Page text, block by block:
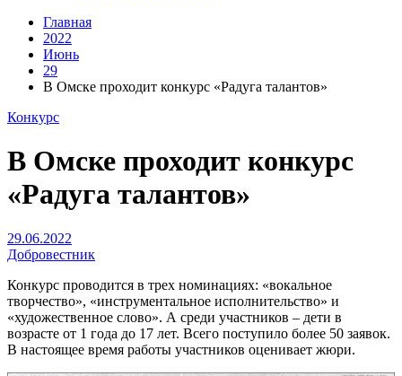
Главная
2022
Июнь
29
В Омске проходит конкурс «Радуга талантов»
Конкурс
В Омске проходит конкурс
«Радуга талантов»
29.06.2022
Добровестник
Конкурс проводится в трех номинациях: «вокальное
творчество», «инструментальное исполнительство» и
«художественное слово». А среди участников – дети в
возрасте от 1 года до 17 лет. Всего поступило более 50 заявок.
В настоящее время работы участников оценивает жюри.